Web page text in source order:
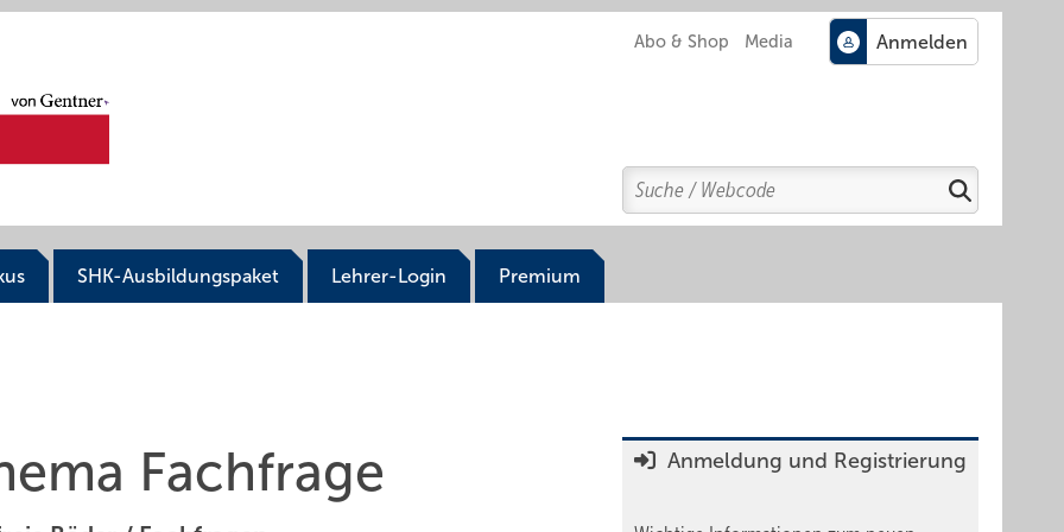
Abo & Shop Media
Search
Suchen
SHK-Ausbildungspaket Lehrer-Login Premium
Fachfrage Anmeldung und Registrierung